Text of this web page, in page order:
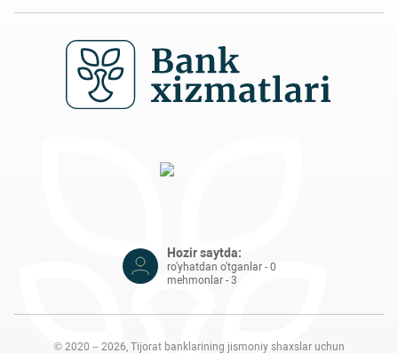
Hozir saytda:
ro'yhatdan o'tganlar - 0
mehmonlar - 3
© 2020 – 2026, Tijorat banklarining jismoniy shaxslar uchun